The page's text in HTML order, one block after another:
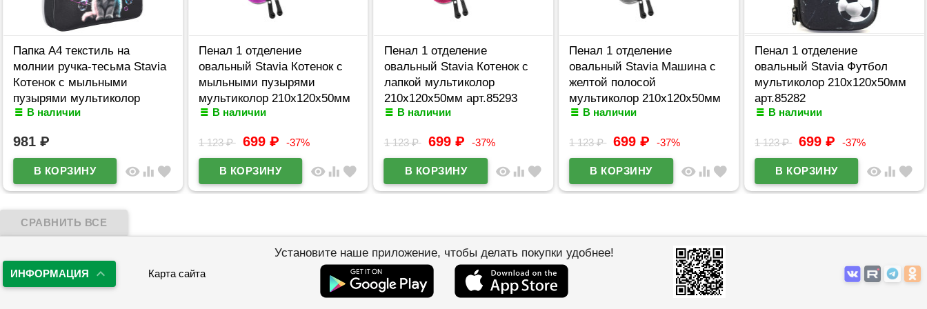
Папка А4 текстиль на
молнии ручка-тесьма Stavia
Котенок с мыльными
пузырями мультиколор
арт.89288
В наличии
981 ₽
visibility equalizer favorite
Пенал 1 отделение
овальный Stavia Котенок с
мыльными пузырями
мультиколор 210х120х50мм
арт.85288
В наличии
1 123₽ 699 ₽ -37%
visibility equalizer favorite
Пенал 1 отделение
овальный Stavia Котенок с
лапкой мультиколор
210х120х50мм арт.85293
В наличии
1 123₽ 699 ₽ -37%
visibility equalizer favorite
Пенал 1 отделение
овальный Stavia Машина с
желтой полосой
мультиколор 210х120х50мм
арт.85286
В наличии
1 123₽ 699₽ -37%
visibility equalizer favorite
Пенал 1 отделение
овальный Stavia Футбол
мультиколор 210х120х50мм
арт.85282
В наличии
1 123₽ 699₽ -37%
visibility equalizer favorite
ИНФОРМАЦИЯ Карта сайта
Установите наше приложение, чтобы делать покупки удобнее!